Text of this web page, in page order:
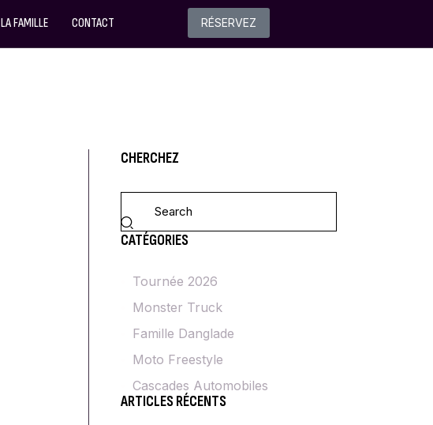
LA FAMILLE CONTACT RÉSERVEZ
CHERCHEZ
CATÉGORIES
Tournée 2026
Monster Truck
Famille Danglade
Moto Freestyle
Cascades Automobiles
ARTICLES RÉCENTS